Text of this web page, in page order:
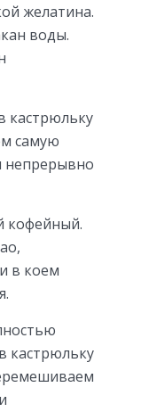
желатина.
воды.
кастрюльку
самую
непрерывно
кофейный.
в коем
кастрюльку